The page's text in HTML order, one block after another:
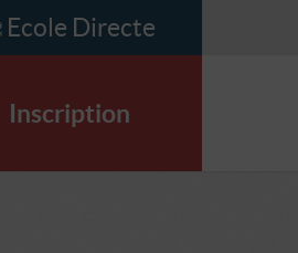
Ecole Directe
Inscription